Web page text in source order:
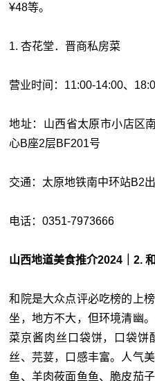
¥48等。
1. 杏花堂．晋商私房菜
营业时间：11:00-14:00、
地址：山西省太原市小店区
心B座2层BF201号
交通：太原地铁南中环站B2
电话：0351-7973666
山西地道美食推介2024｜2.
和院是大众点评必吃榜的上
坐，地方不大，但环境清幽
菜京酱肉丝口袋饼，口袋饼
丝、芫荽，口感丰富。人气
鱼、羊肉莜面鱼鱼、脆皮茄